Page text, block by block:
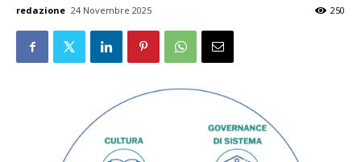
redazione 24 Novembre 2025 250